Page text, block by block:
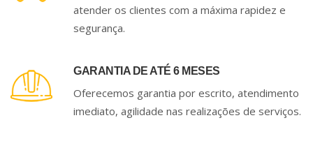
atender os clientes com a máxima rapidez e
segurança.
GARANTIA DE ATÉ 6 MESES
Oferecemos garantia por escrito, atendimento
imediato, agilidade nas realizações de serviços.